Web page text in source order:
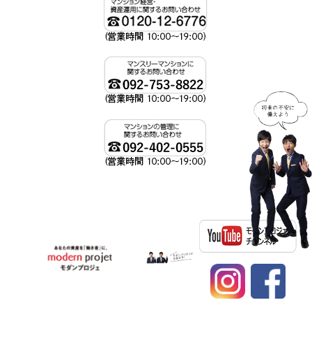
資産運用、不動産投資ならモダンプロジ